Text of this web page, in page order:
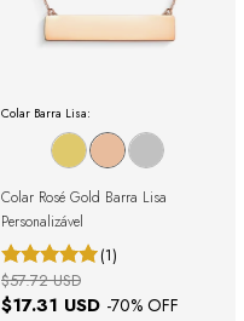
Colar Barra Lisa:
Colar Rosé Gold Barra Lisa
Personalizável
(1)
$17.31 USD -70% OFF
$57.72 USD